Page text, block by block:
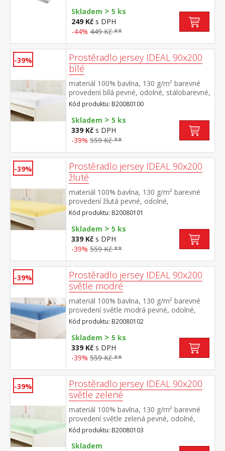
Skladem > 5 ks
249 Kč s DPH
-44% 449 Kč **
-39%
Prostěradlo jersey IDEAL 90x200
bílé
materiál 100% bavlna, 130 g/m² barevné
provedení bílá pevné, odolné, stálobarevné,
obšito gumou pro matrace do výšky 25
cm pratelné do 60 °C
Kód produktu: B20080100
Skladem > 5 ks
339 Kč s DPH
-39% 559 Kč **
-39%
Prostěradlo jersey IDEAL 90x200
žluté
materiál 100% bavlna, 130 g/m² barevné
provedení žlutá pevné, odolné,
stálobarevné, obšito gumou pro matrace
do výšky 25 cm pratelné do 60 °C
Kód produktu: B20080101
Skladem > 5 ks
339 Kč s DPH
-39% 559 Kč **
-39%
Prostěradlo jersey IDEAL 90x200
světle modré
materiál 100% bavlna, 130 g/m² barevné
provedení světle modrá pevné, odolné,
stálobarevné, obšito gumou pro matrace
do výšky 25 cm pratelné do 60 °C
Kód produktu: B20080102
Skladem > 5 ks
339 Kč s DPH
-39% 559 Kč **
-39%
Prostěradlo jersey IDEAL 90x200
světle zelené
materiál 100% bavlna, 130 g/m² barevné
provedení světle zelená pevné, odolné,
stálobarevné, obšito gumou pro matrace
do výšky 25 cm pratelné do 60 °C
Kód produktu: B20080103
Skladem